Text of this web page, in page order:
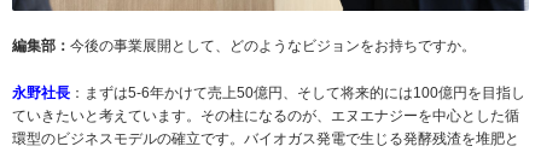
編集部： 今後の事業展開として、どのようなビジョンをお持ちですか。
永野社長 ：まずは5-6年かけて売上50億円、そして将来的には100億円を目指し
ていきたいと考えています。その柱になるのが、エヌエナジーを中心とした循
環型のビジネスモデルの確立です。バイオガス発電で生じる発酵残渣を堆肥と